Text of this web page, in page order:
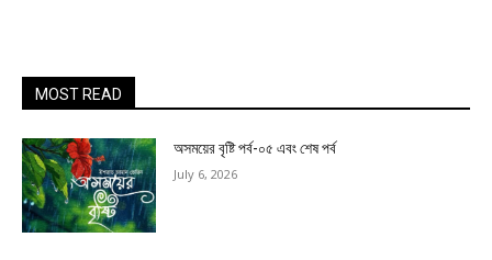
MOST READ
অসময়ের বৃষ্টি পর্ব-০৫ এবং শেষ পর্ব
July 6, 2026